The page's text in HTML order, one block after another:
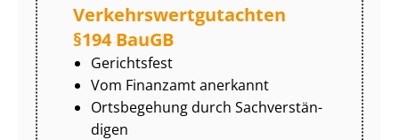
Ver­kehrs­wert­gut­ach­ten
§194 BauGB
Gerichtsfest
Vom Finanzamt anerkannt
Ortsbegehung durch Sach­ver­stän­
di­gen